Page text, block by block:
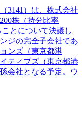
3141）は、株式会社
株（持分比率
とについて決議し
ジの完全子会社であ
ンズ（東京都港
ティブズ（東京都港
会社となる予定。ウ